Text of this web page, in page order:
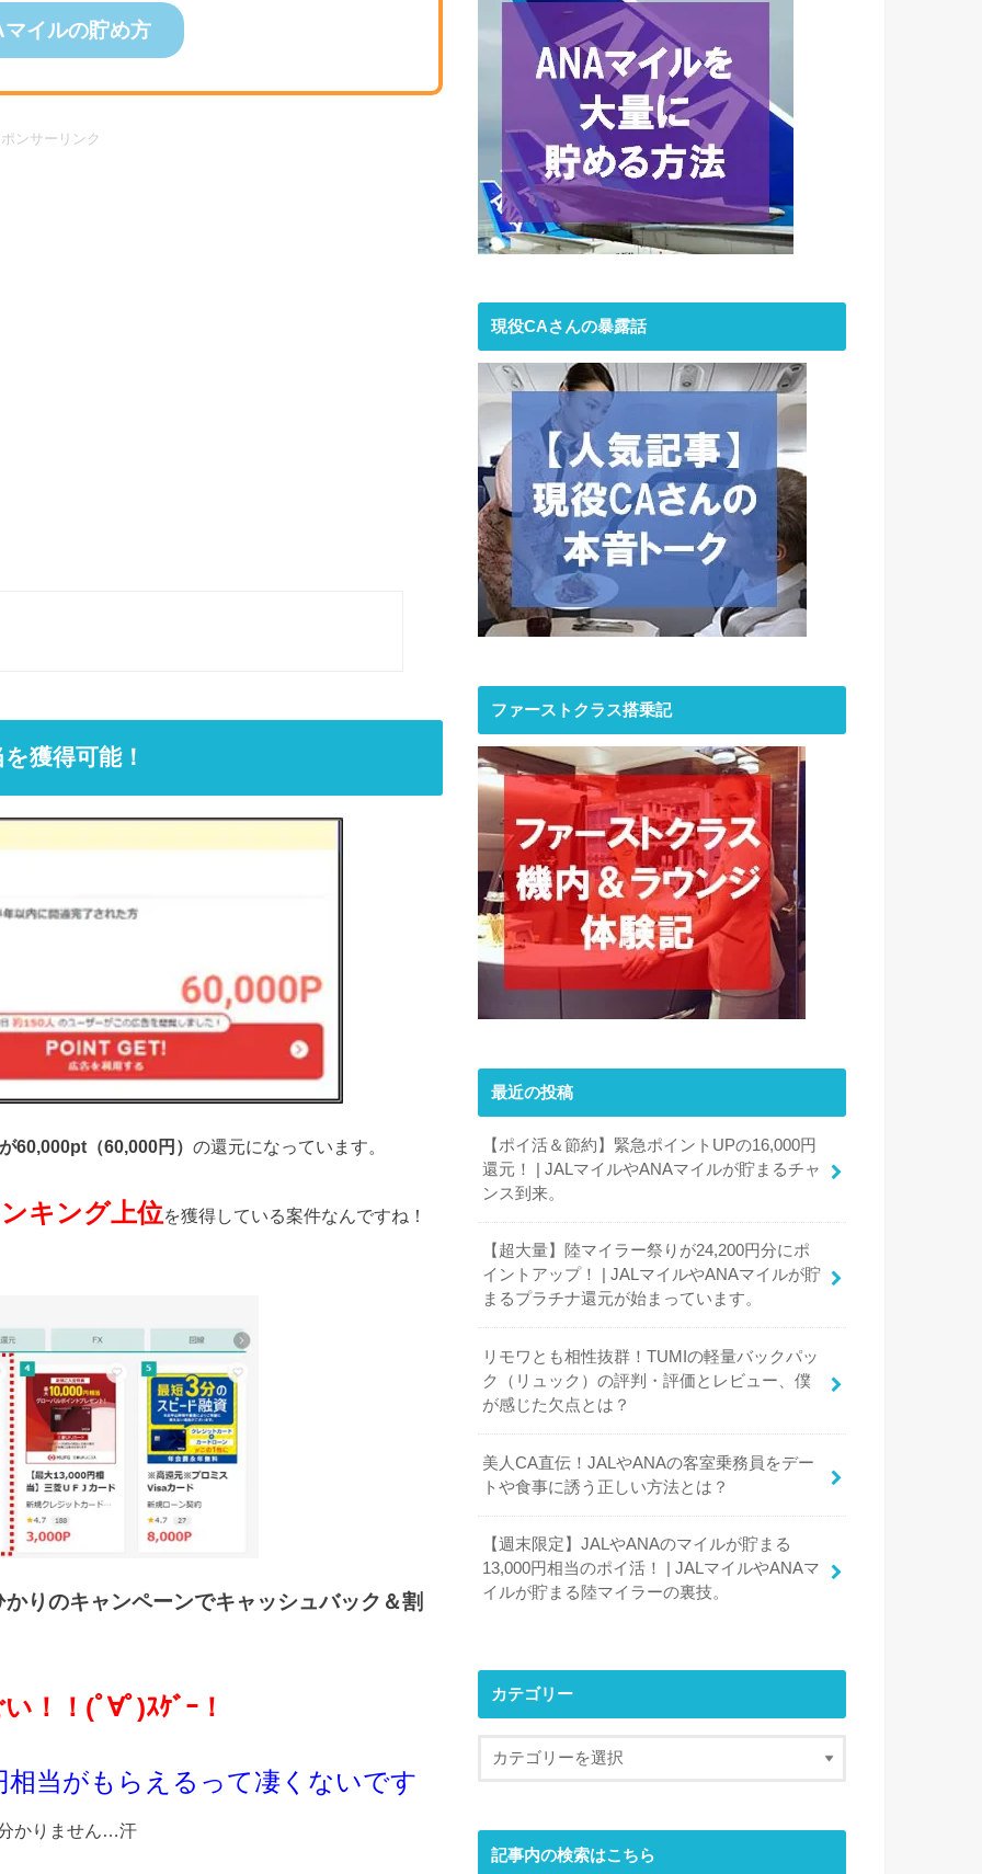
イルの貯め方
ポンサーリンク
獲得可能！
が60,000pt（60,000円） の還元になっています。
キング上位を獲得している案件なんですね！
りのキャンペーンでキャッシュバック＆割
！！(ﾟ∀ﾟ)ｽｹﾞｰ！
相当がもらえるって凄くないです
かりません…汗
現役CAさんの暴露話
ファーストクラス搭乗記
最近の投稿
【ポイ活＆節約】緊急ポイントUPの16,000円
還元！ | JALマイルやANAマイルが貯まるチャ
ンス到来。
【超大量】陸マイラー祭りが24,200円分にポ
イントアップ！ | JALマイルやANAマイルが貯
まるプラチナ還元が始まっています。
リモワとも相性抜群！TUMIの軽量バックパッ
ク（リュック）の評判・評価とレビュー、僕
が感じた欠点とは？
美人CA直伝！JALやANAの客室乗務員をデー
トや食事に誘う正しい方法とは？
【週末限定】JALやANAのマイルが貯まる
13,000円相当のポイ活！ | JALマイルやANAマ
イルが貯まる陸マイラーの裏技。
カテゴリー
記事内の検索はこちら